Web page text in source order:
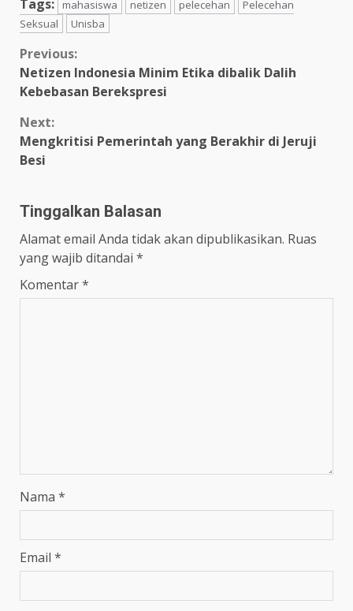
Tags: mahasiswa netizen pelecehan
Pelecehan
Seksual
Unisba
Previous:
Netizen Indonesia Minim Etika dibalik Dalih
Kebebasan Berekspresi
Next:
Mengkritisi Pemerintah yang Berakhir di Jeruji
Besi
Tinggalkan Balasan
Alamat email Anda tidak akan dipublikasikan. Ruas
yang wajib ditandai *
Komentar*
Nama *
Email *